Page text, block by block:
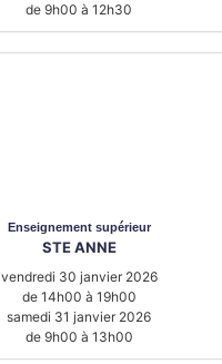
de 9h00 à 12h30
Enseignement supérieur
STE ANNE
vendredi 30 janvier 2026
de 14h00 à 19h00
samedi 31 janvier 2026
de 9h00 à 13h00